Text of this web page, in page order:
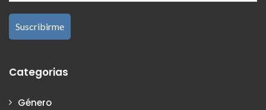
Categorias
Género